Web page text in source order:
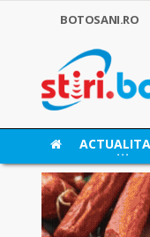
BOTOSANI.RO